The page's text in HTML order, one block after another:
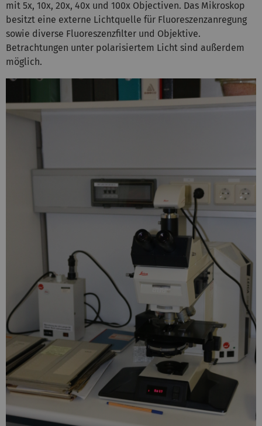
mit 5x, 10x, 20x, 40x und 100x Objectiven. Das Mikroskop
besitzt eine externe Lichtquelle für Fluoreszenzanregung
sowie diverse Fluoreszenzfilter und Objektive.
Betrachtungen unter polarisiertem Licht sind außerdem
möglich.